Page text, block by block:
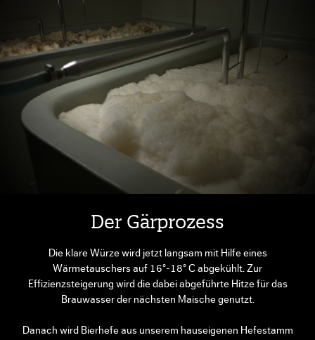
Der Gärprozess
Die klare Würze wird jetzt langsam mit Hilfe eines
Wärmetauschers auf 16°-18° C abgekühlt. Zur
Effizienzsteigerung wird die dabei abgeführte Hitze für das
Brauwasser der nächsten Maische genutzt.
Danach wird Bierhefe aus unserem hauseigenen Hefestamm